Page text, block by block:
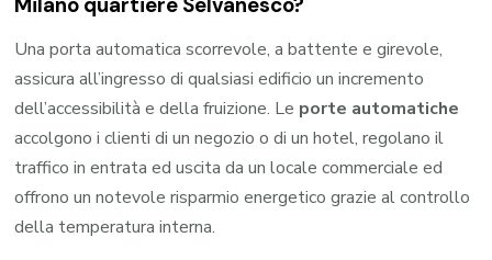
Una porta automatica scorrevole, a battente e girevole,
assicura all’ingresso di qualsiasi edificio un incremento
dell’accessibilità e della fruizione. Le porte automatiche
accolgono i clienti di un negozio o di un hotel, regolano il
traffico in entrata ed uscita da un locale commerciale ed
offrono un notevole risparmio energetico grazie al controllo
della temperatura interna.